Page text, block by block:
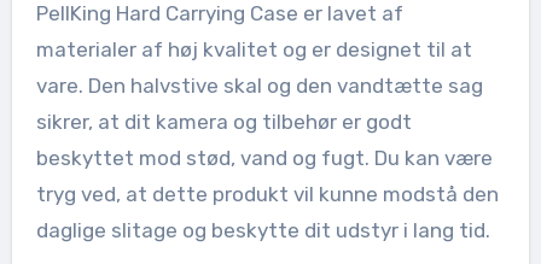
PellKing Hard Carrying Case er lavet af
materialer af høj kvalitet og er designet til at
vare. Den halvstive skal og den vandtætte sag
sikrer, at dit kamera og tilbehør er godt
beskyttet mod stød, vand og fugt. Du kan være
tryg ved, at dette produkt vil kunne modstå den
daglige slitage og beskytte dit udstyr i lang tid.